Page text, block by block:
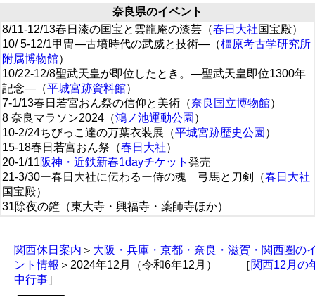
奈良県のイベント
8/11-12/13春日漆の国宝と雲龍庵の漆芸（春日大社国宝殿）
10/ 5-12/1甲冑―古墳時代の武威と技術―（橿原考古学研究所
附属博物館）
10/22-12/8聖武天皇が即位したとき。―聖武天皇即位1300年
記念―（平城宮跡資料館）
7-1/13春日若宮おん祭の信仰と美術（奈良国立博物館）
8 奈良マラソン2024（鴻ノ池運動公園 ）
10-2/24ちびっこ達の万葉衣装展（平城宮跡歴史公園 ）
15-18春日若宮おん祭（春日大社）
20-1/11阪神・近鉄新春1dayチケット 発売
21-3/30ー春日大社に伝わるー侍の魂 弓馬と刀剣（春日大社
国宝殿）
31除夜の鐘（東大寺・興福寺・薬師寺ほか）
関西休日案内 ＞ 大阪・兵庫・京都・奈良・滋賀・関西圏の
ント情報 ＞2024年12月（令和6年12月） ［関西12月の
中行事］